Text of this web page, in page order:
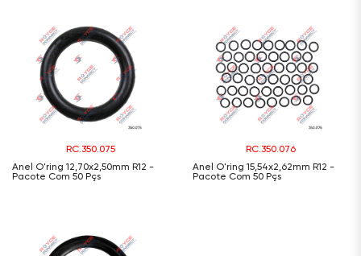
RC.350.075
Anel O'ring 12,70x2,50mm R12 -
Pacote Com 50 Pçs
RC.350.076
Anel O'ring 15,54x2,62mm R12 -
Pacote Com 50 Pçs